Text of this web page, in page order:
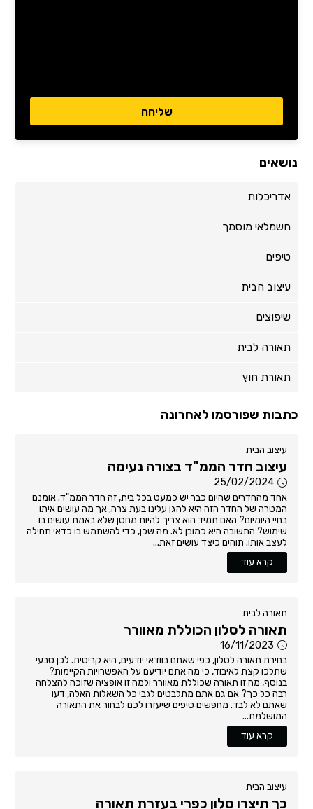
נושאים
אדריכלות
חשמלאי מוסמך
טיפים
עיצוב הבית
שיפוצים
תאורה לבית
תאורת חוץ
כתבות שפורסמו לאחרונה
עיצוב הבית
עיצוב חדר הממ"ד בצורה נעימה
25/02/2024
אחד מהחדרים שהיום כבר יש כמעט בכל בית, זה חדר הממ"ד. אומנם
המטרה של החדר הזה היא להגן עלינו בעת צרה, אך מה עושים איתו
בחיי היומיום? האם תמיד הוא צריך להיות מחסן שלא באמת עושים בו
שימוש? התשובה היא כמובן לא. מה שכן, כדי להשתמש בו כדאי תחילה
לעצב אותו. תוהים כיצד עושים זאת...
קרא עוד
תאורה לבית
תאורה לסלון הכוללת מאוורר
16/11/2023
בחירת תאורה לסלון, כפי שאתם בוודאי יודעים, היא קריטית. לכן טבעי
שתלכו קצת לאיבוד, כי מה אתם יודיעם על האפשרויות הקיימות?
בנוסף, מה זו תאורה שכוללת מאוורר ולמה זו אופציה שזוכה להצלחה
רבה כל כך? אם גם אתם מתלבטים לגבי כל השאלות האלה, דעו
שאתם לא לבד. מחפשים טיפים שיעזרו לכם לבחור את התאורה
המושלמת...
קרא עוד
עיצוב הבית
כך תיצרו סלון כפרי בעזרת תאורה